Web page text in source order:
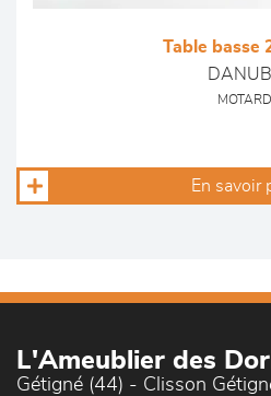
Table basse
MOTARD
En savoir
L'Ameublier des
Gétigné (44) - Clisson